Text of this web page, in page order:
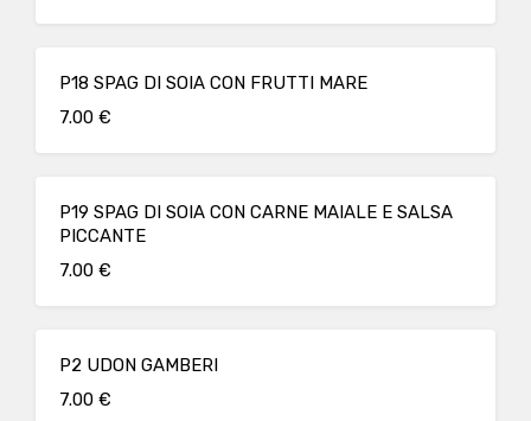
P18 SPAG DI SOIA CON FRUTTI MARE
7.00 €
P19 SPAG DI SOIA CON CARNE MAIALE E SALSA
PICCANTE
7.00 €
P2 UDON GAMBERI
7.00 €